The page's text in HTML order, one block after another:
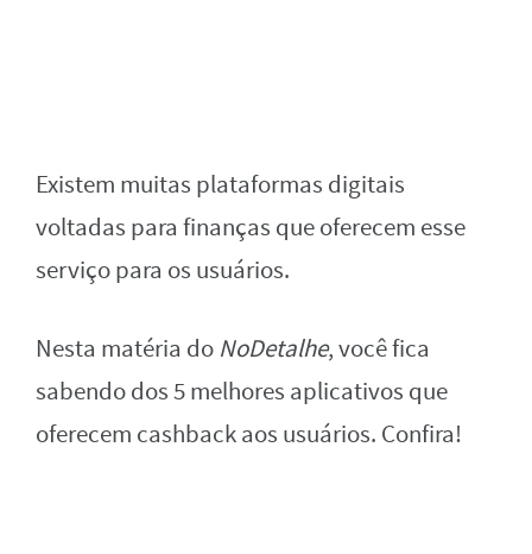
Existem muitas plataformas digitais
voltadas para finanças que oferecem esse
serviço para os usuários.
Nesta matéria do NoDetalhe, você fica
sabendo dos 5 melhores aplicativos que
oferecem cashback aos usuários. Confira!